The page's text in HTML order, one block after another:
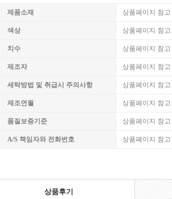
제품소재 상품페이지 참고
색상 상품페이지 참고
치수 상품페이지 참고
제조자 상품페이지 참고
세탁방법 및 취급시 주의사항 상품페이지 참고
제조연월 상품페이지 참고
품질보증기준 상품페이지 참고
A/S 책임자와 전화번호 상품페이지 참고
상품후기